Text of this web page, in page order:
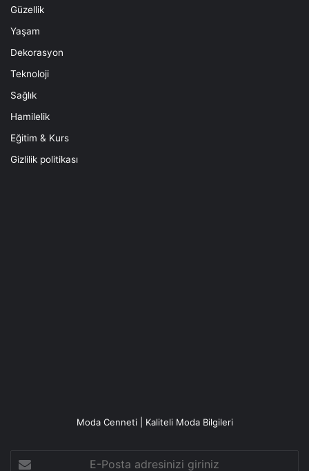
Güzellik
Yaşam
Dekorasyon
Teknoloji
Sağlık
Hamilelik
Eğitim & Kurs
Gizlilik politikası
Moda Cenneti | Kaliteli Moda Bilgileri